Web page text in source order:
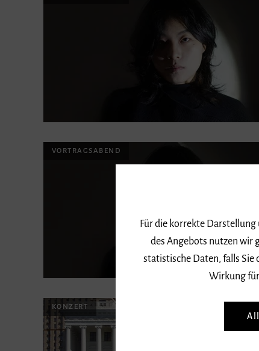
VORTRAGSABEND
KONZERT
Für die korrekte
des Angebots nutzen wir
statistische Daten, falls Sie
Wirkung